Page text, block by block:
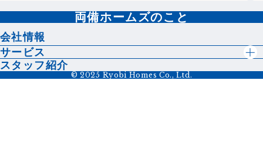
両備ホームズのこと
会社情報
サービス
スタッフ紹介
© 2025 Ryobi Homes Co., Ltd.